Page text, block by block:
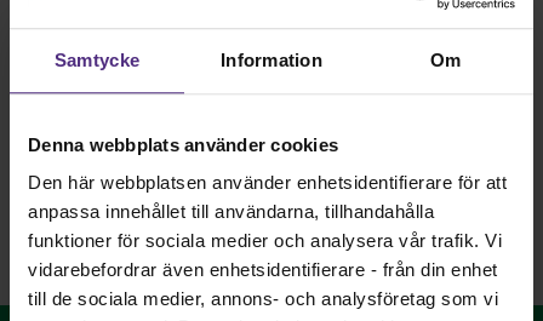
Samtycke Information Om
Denna webbplats använder cookies
Den här webbplatsen använder enhetsidentifierare för att
anpassa innehållet till användarna, tillhandahålla
funktioner för sociala medier och analysera vår trafik. Vi
vidarebefordrar även enhetsidentifierare - från din enhet
till de sociala medier, annons- och analysföretag som vi
Beställ din prenumeration
Välkommen att beställa din prenumeration: